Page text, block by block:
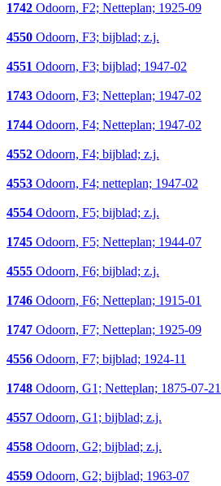
1742 Odoorn, F2; Netteplan; 1925-09
4550 Odoorn, F3; bijblad; z.j.
4551 Odoorn, F3; bijblad; 1947-02
1743 Odoorn, F3; Netteplan; 1947-02
1744 Odoorn, F4; Netteplan; 1947-02
4552 Odoorn, F4; bijblad; z.j.
4553 Odoorn, F4; netteplan; 1947-02
4554 Odoorn, F5; bijblad; z.j.
1745 Odoorn, F5; Netteplan; 1944-07
4555 Odoorn, F6; bijblad; z.j.
1746 Odoorn, F6; Netteplan; 1915-01
1747 Odoorn, F7; Netteplan; 1925-09
4556 Odoorn, F7; bijblad; 1924-11
1748 Odoorn, G1; Netteplan; 1875-07-21
4557 Odoorn, G1; bijblad; z.j.
4558 Odoorn, G2; bijblad; z.j.
4559 Odoorn, G2; bijblad; 1963-07